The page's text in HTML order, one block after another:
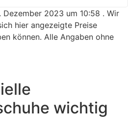
2023 um 10:58 . Wir
hier angezeigte Preise
können. Alle Angaben ohne
wichtig